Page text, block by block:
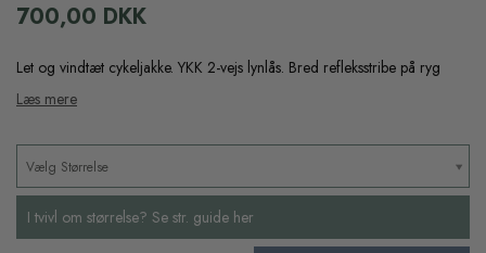
700,00 DKK
Let og vindtæt cykeljakke. YKK 2-vejs lynlås. Bred refleksstribe på ryg
Læs mere
Vælg Størrelse
I tvivl om størrelse? Se str. guide her